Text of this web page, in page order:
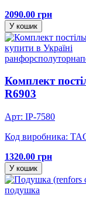
2090.00 грн
У кошик
ранфорсполуторна
Комплект
R6903
Арт: IP-7580
Код виробника:
1320.00 грн
У кошик
подушка